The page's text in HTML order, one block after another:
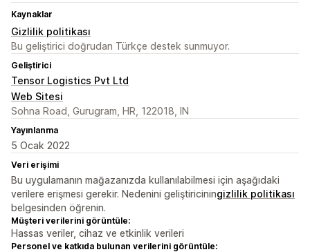
Kaynaklar
Gizlilik politikası
Bu geliştirici doğrudan Türkçe destek sunmuyor.
Geliştirici
Tensor Logistics Pvt Ltd
Web Sitesi
Sohna Road, Gurugram, HR, 122018, IN
Yayınlanma
5 Ocak 2022
Veri erişimi
Bu uygulamanın mağazanızda kullanılabilmesi için aşağıdaki
verilere erişmesi gerekir. Nedenini geliştiriciningizlilik politikası
belgesinden öğrenin.
Müşteri verilerini görüntüle:
Hassas veriler, cihaz ve etkinlik verileri
Personel ve katkıda bulunan verilerini görüntüle: